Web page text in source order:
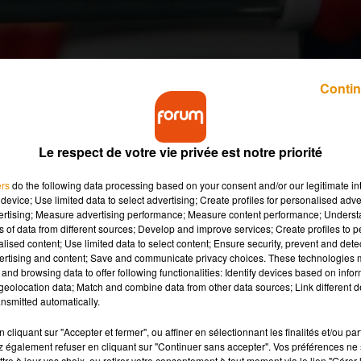
Néau a créé son propre club dans le
1 !
le week-end dernier à Saint-Pryvé-Saint-Mesmin, à
pensionnaires de Ligue 1, qui étaient chargés par la
Un nouveau challenge pour le club orléanais, qui
foot, mais pour qui ça ne suffisait plus de jouer seulement
pas dans le coin, alors j’ai créé le mien
Le respect de votre vie privée est notre priorité
do the following data processing based on your consent and/or our legitimate
Use limited data to select advertising; Create profiles for personalised
Measure advertising performance; Measure content performance;
of data from different sources; Develop and improve services; Create profiles to
content; Use limited data to select content; Ensure security, prevent and
and content; Save and communicate privacy choices. These technologies
browsing data to offer following functionalities: Identify devices based on
data; Match and combine data from other data sources; Link different
automatically.
cliquant sur "Accepter et fermer", ou affiner en sélectionnant les finalités et/ou
également refuser en cliquant sur "Continuer sans accepter". Vos préférences